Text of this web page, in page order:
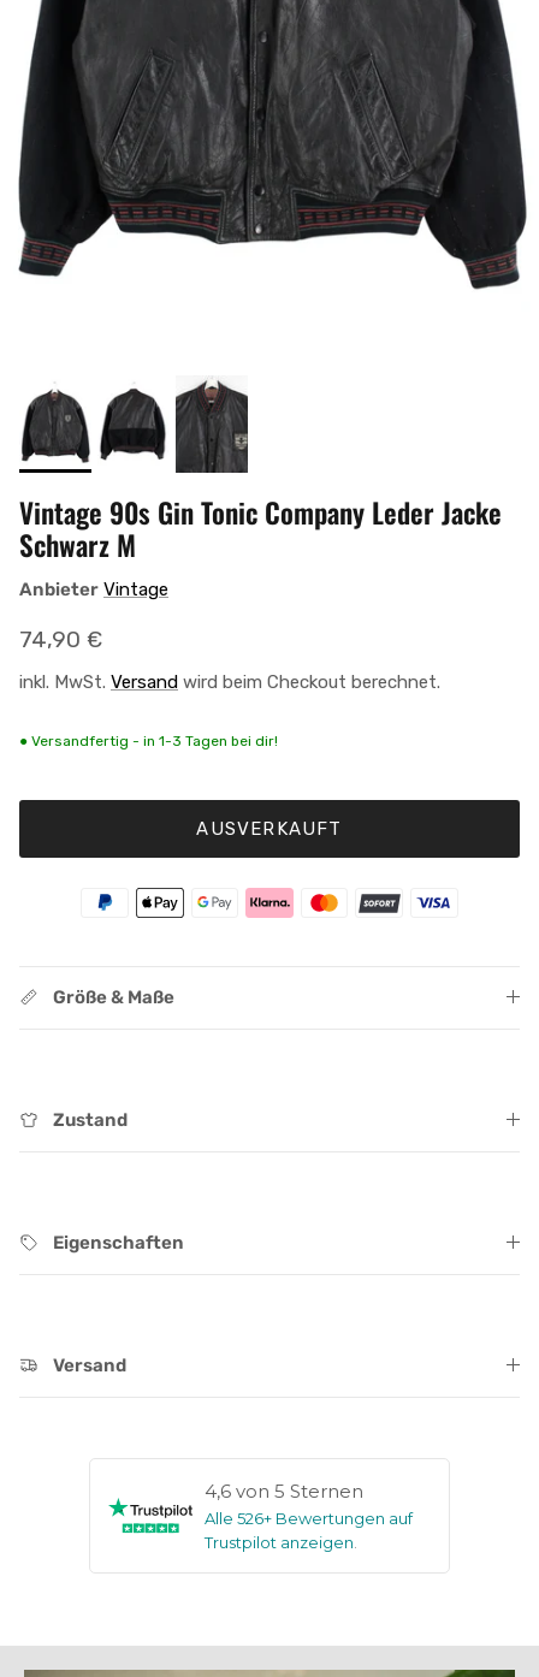
Vintage 90s Gin Tonic Company Leder Jacke
Schwarz M
Anbieter Vintage
Normaler Preis
74,90 €
inkl. MwSt. Versand wird beim Checkout berechnet.
● Versandfertig - in 1-3 Tagen bei dir!
AUSVERKAUFT
Größe & Maße
Zustand
Eigenschaften
Versand
4,6 von 5 Sternen
Alle 526+ Bewertungen auf
Trustpilot anzeigen